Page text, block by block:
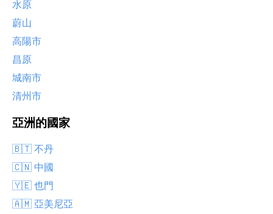
水原
蔚山
高陽市
昌原
城南市
清州市
亞洲的國家
🇧🇹 不丹
🇨🇳 中國
🇾🇪 也門
🇦🇲 亞美尼亞